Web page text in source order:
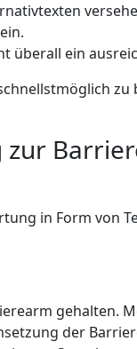
überall ein
zur
in Form von
gehalten.
der